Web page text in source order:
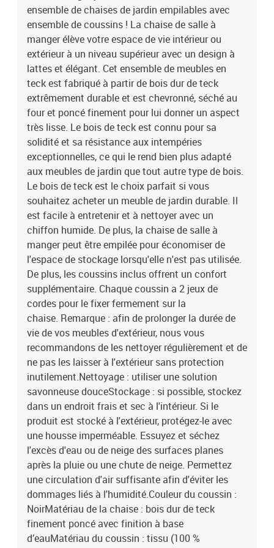
intempériesFacile à nettoyerL'assemblage est requisLa livraison
contient :6 x chaise6 x coussin
ensemble de chaises de jardin empilables avec
ensemble de coussins ! La chaise de salle à
manger élève votre espace de vie intérieur ou
extérieur à un niveau supérieur avec un design à
lattes et élégant. Cet ensemble de meubles en
teck est fabriqué à partir de bois dur de teck
extrêmement durable et est chevronné, séché au
four et poncé finement pour lui donner un aspect
très lisse. Le bois de teck est connu pour sa
solidité et sa résistance aux intempéries
exceptionnelles, ce qui le rend bien plus adapté
aux meubles de jardin que tout autre type de bois.
Le bois de teck est le choix parfait si vous
souhaitez acheter un meuble de jardin durable. Il
est facile à entretenir et à nettoyer avec un
chiffon humide. De plus, la chaise de salle à
manger peut être empilée pour économiser de
l'espace de stockage lorsqu'elle n'est pas utilisée.
De plus, les coussins inclus offrent un confort
supplémentaire. Chaque coussin a 2 jeux de
cordes pour le fixer fermement sur la
chaise. Remarque : afin de prolonger la durée de
vie de vos meubles d'extérieur, nous vous
recommandons de les nettoyer régulièrement et de
ne pas les laisser à l'extérieur sans protection
inutilement.Nettoyage : utiliser une solution
savonneuse douceStockage : si possible, stockez
dans un endroit frais et sec à l'intérieur. Si le
produit est stocké à l'extérieur, protégez-le avec
une housse imperméable. Essuyez et séchez
l'excès d'eau ou de neige des surfaces planes
après la pluie ou une chute de neige. Permettez
une circulation d'air suffisante afin d'éviter les
dommages liés à l'humidité.Couleur du coussin :
NoirMatériau de la chaise : bois dur de teck
finement poncé avec finition à base
d’eauMatériau du coussin : tissu (100 %